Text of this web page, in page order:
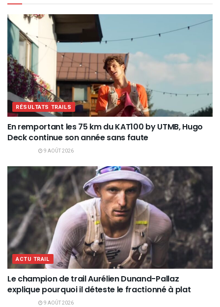
RÉSULTATS TRAILS
En remportant les 75 km du KAT100 by UTMB, Hugo
Deck continue son année sans faute
9 AOÛT 2026
ACTU TRAIL
Le champion de trail Aurélien Dunand-Pallaz
explique pourquoi il déteste le fractionné à plat
9 AOÛT 2026